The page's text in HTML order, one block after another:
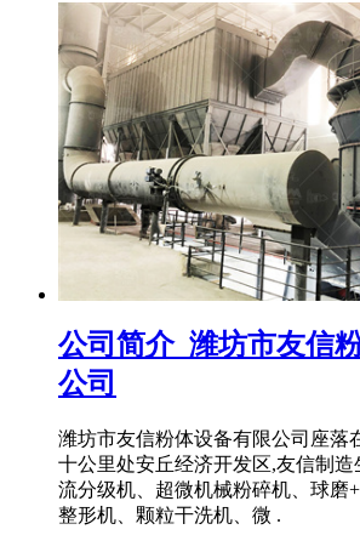
公司简介_潍坊市友信
公司
潍坊市友信粉体设备有限公司座落
十公里处安丘经济开发区,友信制
流分级机、超微机械粉碎机、球磨
整形机、颗粒干洗机、微 .